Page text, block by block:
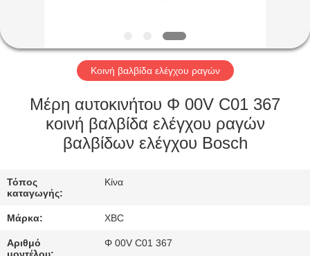
ΠΕΡΊΠΟΥ
ΕΜΕΊΣ
ΓΎΡΟΣ
ΕΡΓΟΣΤΑΣΊΩΝ
ΈΛΕΓΧΟΣ
ΜΑΣ
Κοινή βαλβίδα ελέγχου ραγών
Μέρη αυτοκινήτου Φ 00V C01 367
κοινή βαλβίδα ελέγχου ραγών
βαλβίδων ελέγχου Bosch
Τόπος
καταγωγής:
Κίνα
Μάρκα: XBC
Αριθμό
Φ 00V C01 367